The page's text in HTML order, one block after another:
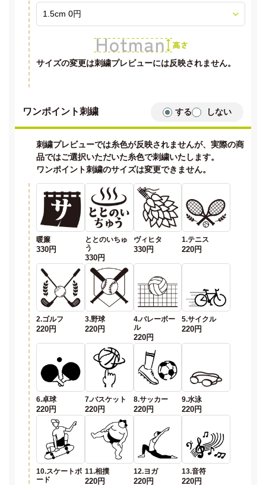
サイズの変更は刺繍プレビューには反映されません。
ワンポイント刺繍 する しない
刺繍プレビューでは糸色が反映されませんが、実際の商
品ではご選択いただいた糸色で刺繍いたします。
ワンポイント刺繍のサイズは変更できません。
暖簾
330円
ととのいちゅ
う
330円
ヴィヒタ
330円
1.テニス
220円
2.ゴルフ
220円
3.野球
220円
4.バレーボー
ル
220円
5.サイクル
220円
6.卓球
220円
7.バスケット
220円
8.サッカー
220円
9.水泳
220円
10.スケートボ
ード
11.相撲
220円
12.ヨガ
220円
13.音符
220円